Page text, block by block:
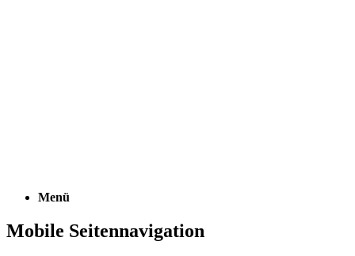
Menü
Mobile Seitennavigation